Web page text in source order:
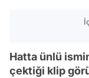
Hatta ünlü
çektiği klip